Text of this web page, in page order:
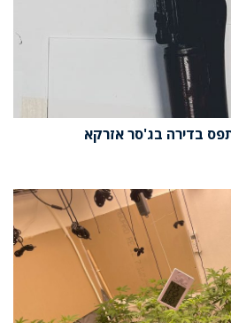
בדירה בג'סר אזרקא